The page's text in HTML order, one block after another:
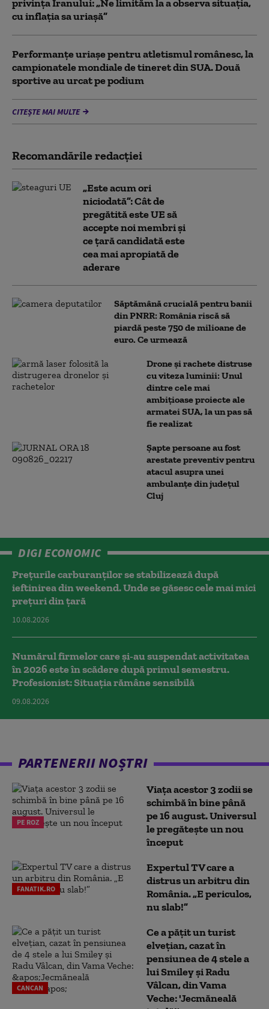
privința Iranului: „Ne limităm la a observa situația,
cu inflația sa uriașă”
Performanțe uriașe pentru atletismul românesc, la
campionatele mondiale de tineret din SUA. Două
sportive au urcat pe podium
CITEȘTE MAI MULTE
Recomandările redacţiei
„Este acum ori
niciodată”: Cât de
pregătită este UE să
accepte noi membri și
ce țară candidată este
cea mai apropiată de
aderare
Săptămână crucială pentru banii
din PNRR: România riscă să
piardă peste 750 de milioane de
euro. Ce urmează
Drone și rachete distruse
cu viteza luminii: Unul
dintre cele mai
ambițioase proiecte ale
armatei SUA, la un pas să
fie realizat
Șapte persoane au fost
arestate preventiv pentru
atacul asupra unei
ambulanțe din județul
Cluj
DIGI ECONOMIC
Prețurile carburanților se stabilizează după
ieftinirea din weekend. Unde se găsesc cele mai mici
prețuri din țară
10.08.2026
Numărul firmelor care și-au suspendat activitatea
în 2026 este în scădere după primul semestru.
Profesionist: Situația rămâne sensibilă
09.08.2026
PARTENERII NOȘTRI
PE ROZ
Viața acestor 3 zodii se
schimbă în bine până
pe 16 august. Universul
le pregătește un nou
început
FANATIK.RO
Expertul TV care a
distrus un arbitru din
România. „E periculos,
nu slab!”
CANCAN
Ce a pățit un turist
elvețian, cazat în
pensiunea de 4 stele a
lui Smiley și Radu
Vâlcan, din Vama
Veche: 'Jecmăneală